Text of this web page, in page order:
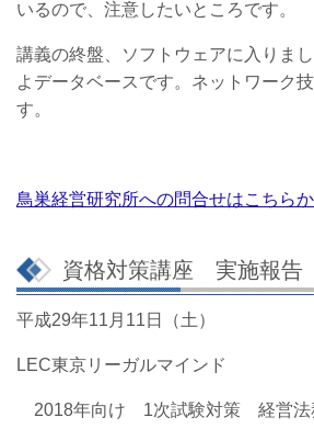
いるので、注意したいところです。
講義の終盤、ソフトウェアに入りま
よデータベースです。ネットワーク
す。
鳥巣経営研究所への問合せはこちら
資格対策講座 実施報告
平成29年11月11日（土）
LEC東京リーガルマインド
2018年向け 1次試験対策 経営法